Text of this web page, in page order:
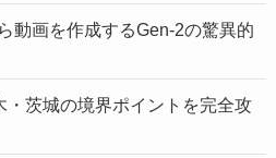
動画を作成するGen-2の驚異的
茨城の境界ポイントを完全攻